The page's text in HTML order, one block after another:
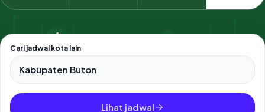
Cari jadwal kota lain
Pilih salah satu dari 500+ kota dan kabupaten di Indonesia.
Lihat jadwal